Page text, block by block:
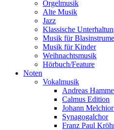
Orgelmusik
Alte Musik
Jazz
Klassische
Musik für
Musik für Kinder
Weihnachtsmusik
Hörbuch/Feature
Noten
Vokalmusik
Andreas
Calmus Edition
Johann
Synagogalchor
Franz Paul